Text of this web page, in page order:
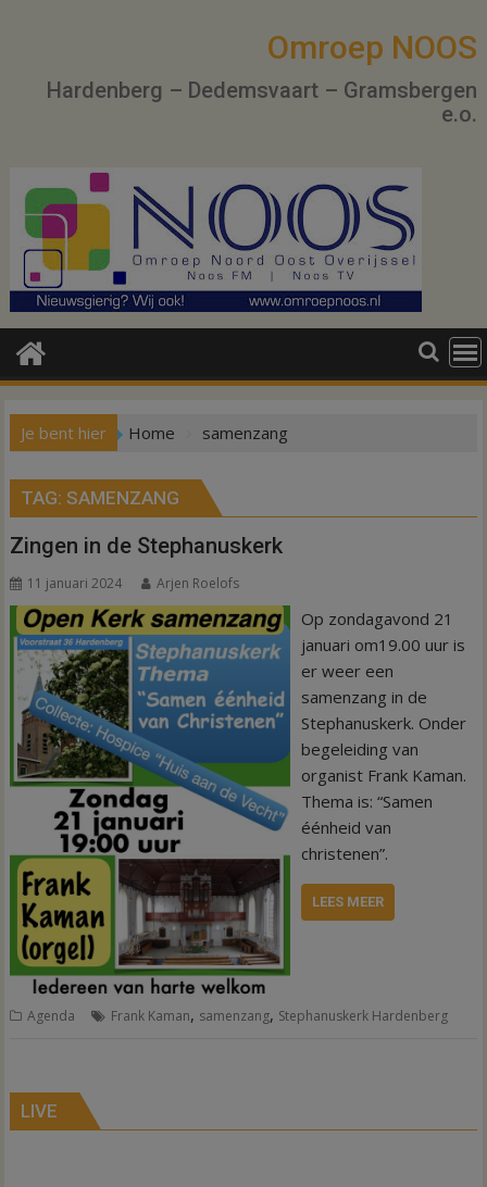
Omroep NOOS
Hardenberg – Dedemsvaart – Gramsbergen
e.o.
Je bent hier Home samenzang
TAG:SAMENZANG
Zingen in de Stephanuskerk
11 januari 2024 Arjen Roelofs
Op zondagavond 21
januari om19.00 uur is
er weer een
samenzang in de
Stephanuskerk. Onder
begeleiding van
organist Frank Kaman.
Thema is: “Samen
éénheid van
christenen”.
LEES MEER
Agenda Frank Kaman, samenzang, Stephanuskerk Hardenberg
LIVE